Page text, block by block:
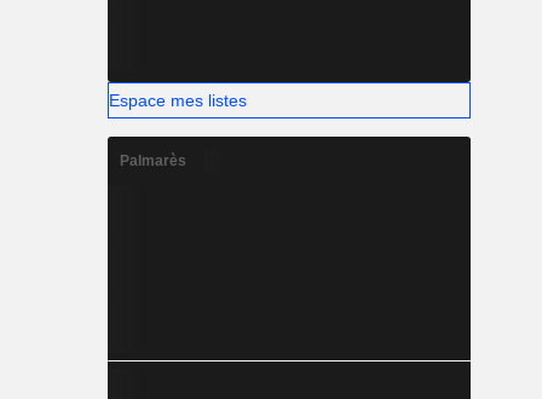
Espace mes listes
Palmarès